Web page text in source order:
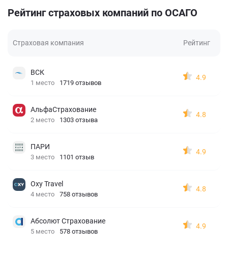
Рейтинг страховых компаний по ОСАГО
Страховая компания Рейтинг
ВСК
1 место 1719 отзывов
4.9
АльфаСтрахование
2 место 1303 отзыва
4.8
ПАРИ
3 место 1101 отзыв
4.9
Oxy Travel
4 место 758 отзывов
4.8
Абсолют Страхование
5 место 578 отзывов
4.9